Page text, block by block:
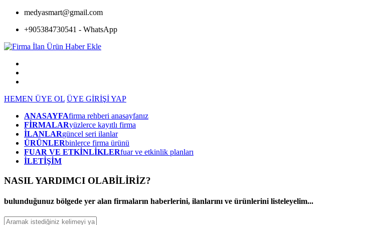
medyasmart@gmail.com
+905384730541 - WhatsApp
HEMEN ÜYE OL ÜYE GİRİŞİ YAP
ANASAYFAfirma rehberi anasayfanız
FİRMALARyüzlerce kayıtlı firma
İLANLARgüncel seri ilanlar
ÜRÜNLERbinlerce firma ürünü
FUAR VE ETKİNLİKLERfuar ve etkinlik planları
İLETİŞİM
NASIL YARDIMCI OLABİLİRİZ?
bulunduğunuz bölgede yer alan firmaların haberlerini, ilanlarını ve ürünlerini listeleyelim...